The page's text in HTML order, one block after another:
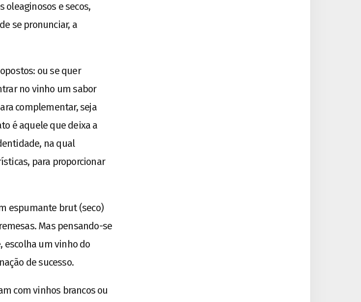
oleaginosos e secos,
se pronunciar, a
ou se quer
no vinho um sabor
complementar, seja
é aquele que deixa a
na qual
para proporcionar
espumante brut (seco)
Mas pensando-se
escolha um vinho do
de sucesso.
com vinhos brancos ou